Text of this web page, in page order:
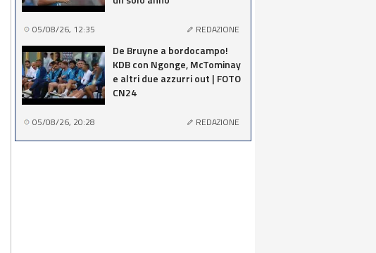
05/08/26, 12:35 REDAZIONE
De Bruyne a bordocampo!
KDB con Ngonge, McTominay
e altri due azzurri out | FOTO
CN24
05/08/26, 20:28 REDAZIONE